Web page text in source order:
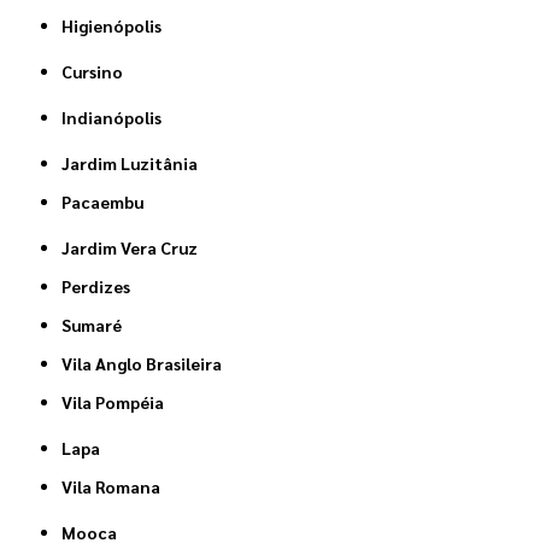
Higienópolis
Cursino
Indianópolis
Jardim Luzitânia
Pacaembu
Jardim Vera Cruz
Perdizes
Sumaré
Vila Anglo Brasileira
Vila Pompéia
Lapa
Vila Romana
Mooca